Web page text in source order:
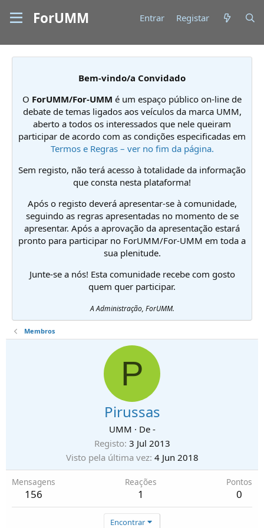
ForUMM Entrar Registar
Bem-vindo/a Convidado
O ForUMM/For-UMM é um espaço público on-line de
debate de temas ligados aos veículos da marca UMM,
aberto a todos os interessados que nele queiram
participar de acordo com as condições especificadas em
Termos e Regras – ver no fim da página.
Sem registo, não terá acesso à totalidade da informação
que consta nesta plataforma!
Após o registo deverá apresentar-se à comunidade,
seguindo as regras apresentadas no momento de se
apresentar. Após a aprovação da apresentação estará
pronto para participar no ForUMM/For-UMM em toda a
sua plenitude.
Junte-se a nós! Esta comunidade recebe com gosto
quem quer participar.
A Administração, ForUMM.
Membros
P
Pirussas
UMM · De -
Registo 3 Jul 2013
Visto pela última vez 4 Jun 2018
Mensagens
156
Reações
1
Pontos
0
Encontrar